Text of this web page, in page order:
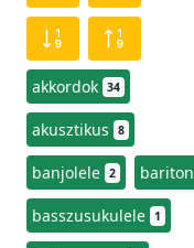
akkordok 34
akusztikus 8
banjolele 2 bariton
basszusukulele 1